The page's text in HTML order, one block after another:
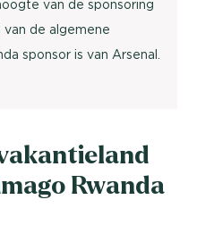
van de sponsoring
van de algemene
sponsor is van Arsenal.
Rwanda